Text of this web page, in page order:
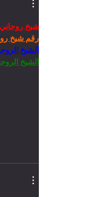
شيخ روحاني
رقم شيخ
الشيخ
الشيخ